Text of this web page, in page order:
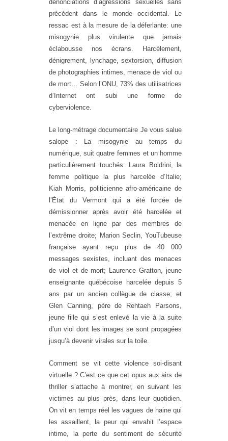
dénonciations d’agressions sexuelles sans
précédent dans le monde occidental. Le
ressac est à la mesure de la déferlante: une
misogynie plus virulente que jamais
éclabousse nos écrans. Harcèlement,
dénigrement, lynchage, sextorsion, diffusion
de photographies intimes, menace de viol ou
de mort… Selon l’ONU, 73% des utilisatrices
d’Internet ont subi une forme de
cyberviolence.
Le long-métrage documentaire Je vous salue
salope : La misogynie au temps du
numérique, suit quatre femmes et un homme
particulièrement touchés: Laura Boldrini, la
femme politique la plus harcelée d’Italie;
Kiah Morris, politicienne afro-américaine de
l’État du Vermont qui a été forcée de
démissionner après avoir été harcelée et
menacée en ligne par des membres de
l’extrême droite; Marion Seclin, YouTubeuse
française ayant reçu plus de 40 000
messages sexistes, incluant des menaces
de viol et de mort; Laurence Gratton, jeune
enseignante québécoise harcelée depuis 5
ans par un ancien collègue de classe; et
Glen Canning, père de Rehtaeh Parsons,
jeune fille qui s’est enlevé la vie à la suite
d’un viol dont les images se sont propagées
jusqu’à devenir virales sur la toile.
Comment se vit cette violence soi-disant
virtuelle ? C’est ce que cet opus aux airs de
thriller s’attache à montrer, en suivant les
victimes au plus près, dans leur quotidien.
On vit en temps réel les vagues de haine qui
les assaillent, la peur qui envahit l’espace
intime, la perte du sentiment de sécurité